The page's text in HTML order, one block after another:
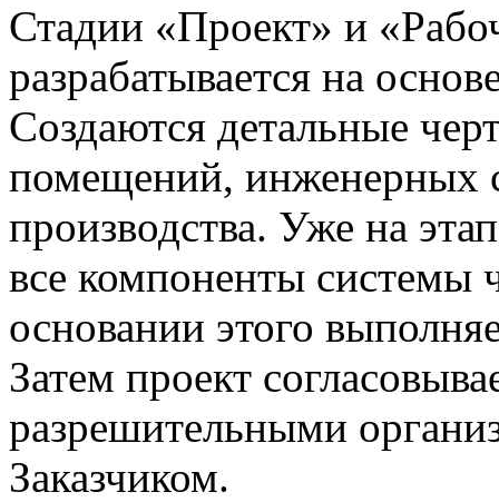
Стадии «Проект» и
разрабатывается на
Создаются детальные
помещений, инженерных
производства. Уже на
все компоненты
основании этого
Затем проект
разрешительными
Заказчиком.